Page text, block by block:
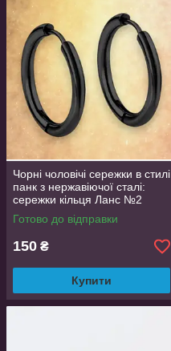
Чорні чоловічі сережки в стилі
панк з нержавіючої сталі:
сережки кільця Ланс №2
пара
Готово до відправки
150 ₴
Купити